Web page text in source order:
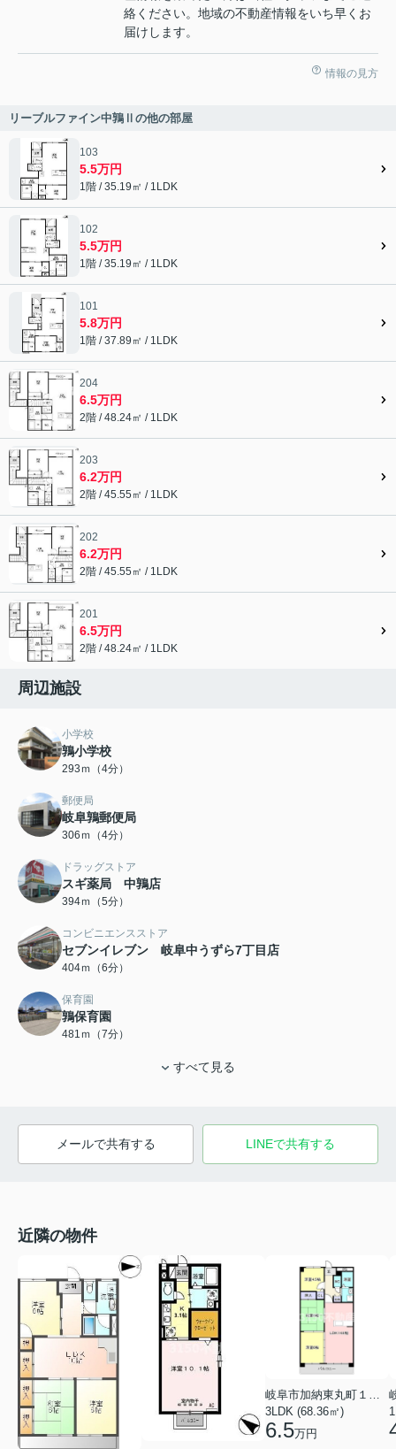
絡ください。地域の不動産情報をいち早くお
届けします。
情報の見方
リーブルファイン中鶉Ⅱの他の部屋
103
5.5万円
1階 / 35.19㎡ / 1LDK
102
5.5万円
1階 / 35.19㎡ / 1LDK
101
5.8万円
1階 / 37.89㎡ / 1LDK
204
6.5万円
2階 / 48.24㎡ / 1LDK
203
6.2万円
2階 / 45.55㎡ / 1LDK
202
6.2万円
2階 / 45.55㎡ / 1LDK
201
6.5万円
2階 / 48.24㎡ / 1LDK
周辺施設
小学校
鶉小学校
293ｍ（4分）
郵便局
岐阜鶉郵便局
306ｍ（4分）
ドラッグストア
スギ薬局 中鶉店
394ｍ（5分）
コンビニエンスストア
セブンイレブン 岐阜中うずら7丁目店
404ｍ（6分）
保育園
鶉保育園
481ｍ（7分）
すべて見る
メールで共有する LINEで共有する
近隣の物件
岐阜市加納東丸町１丁目
3LDK (68.36㎡)
6.5万円